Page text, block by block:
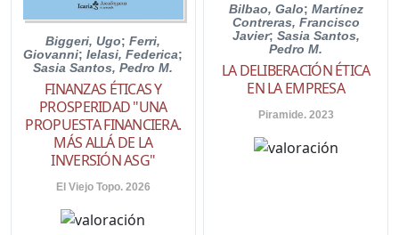
Biggeri, Ugo;Ferri,
Giovanni;Ielasi, Federica;
Sasia Santos, Pedro M.
FINANZAS ÉTICAS Y
PROSPERIDAD "UNA
PROPUESTA FINANCIERA.
MÁS ALLÁ DE LA
INVERSIÓN ASG"
El Viejo Topo. 2026
Bilbao, Galo; Martínez
Contreras, Francisco
Javier; Sasia Santos,
Pedro M.
LA DELIBERACIÓN ÉTICA
EN LA EMPRESA
Piramide. 2023